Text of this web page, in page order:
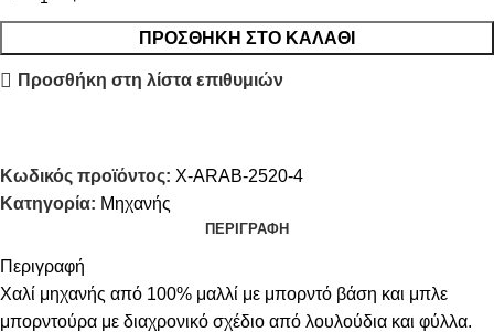
ΠΡΟΣΘΉΚΗ ΣΤΟ ΚΑΛΆΘΙ
Προσθήκη στη λίστα επιθυμιών
Κωδικός προϊόντος: Χ-ARAB-2520-4
Κατηγορία: Μηχανής
ΠΕΡΙΓΡΑΦΉ
Περιγραφή
Χαλί μηχανής από 100% μαλλί με μπορντό βάση και μπλε
μπορντούρα με διαχρονικό σχέδιο από λουλούδια και φύλλα.